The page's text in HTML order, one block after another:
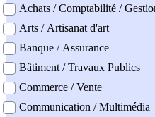
professionel
Achats / Comptabilité /
Arts / Artisanat d'art
Banque / Assurance
Bâtiment / Travaux Publics
Commerce / Vente
Communication / Multimédia